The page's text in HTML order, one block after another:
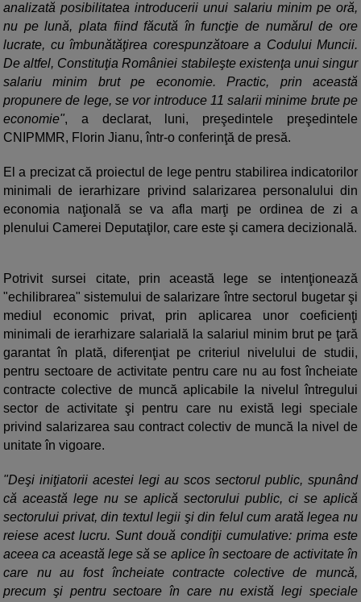
analizată posibilitatea introducerii unui salariu minim pe oră,
nu pe lună, plata fiind făcută în funcţie de numărul de ore
lucrate, cu îmbunătăţirea corespunzătoare a Codului Muncii.
De altfel, Constituţia României stabileşte existenţa unui singur
salariu minim brut pe economie. Practic, prin această
propunere de lege, se vor introduce 11 salarii minime brute pe
economie", a declarat, luni, preşedintele preşedintele
CNIPMMR, Florin Jianu, într-o conferinţă de presă.
El a precizat că proiectul de lege pentru stabilirea indicatorilor
minimali de ierarhizare privind salarizarea personalului din
economia naţională se va afla marţi pe ordinea de zi a
plenului Camerei Deputaţilor, care este şi camera decizională.
Potrivit sursei citate, prin această lege se intenţionează
"echilibrarea" sistemului de salarizare între sectorul bugetar şi
mediul economic privat, prin aplicarea unor coeficienţi
minimali de ierarhizare salarială la salariul minim brut pe ţară
garantat în plată, diferenţiat pe criteriul nivelului de studii,
pentru sectoare de activitate pentru care nu au fost încheiate
contracte colective de muncă aplicabile la nivelul întregului
sector de activitate şi pentru care nu există legi speciale
privind salarizarea sau contract colectiv de muncă la nivel de
unitate în vigoare.
"Deşi iniţiatorii acestei legi au scos sectorul public, spunând
că această lege nu se aplică sectorului public, ci se aplică
sectorului privat, din textul legii şi din felul cum arată legea nu
reiese acest lucru. Sunt două condiţii cumulative: prima este
aceea ca această lege să se aplice în sectoare de activitate în
care nu au fost încheiate contracte colective de muncă,
precum şi pentru sectoare în care nu există legi speciale